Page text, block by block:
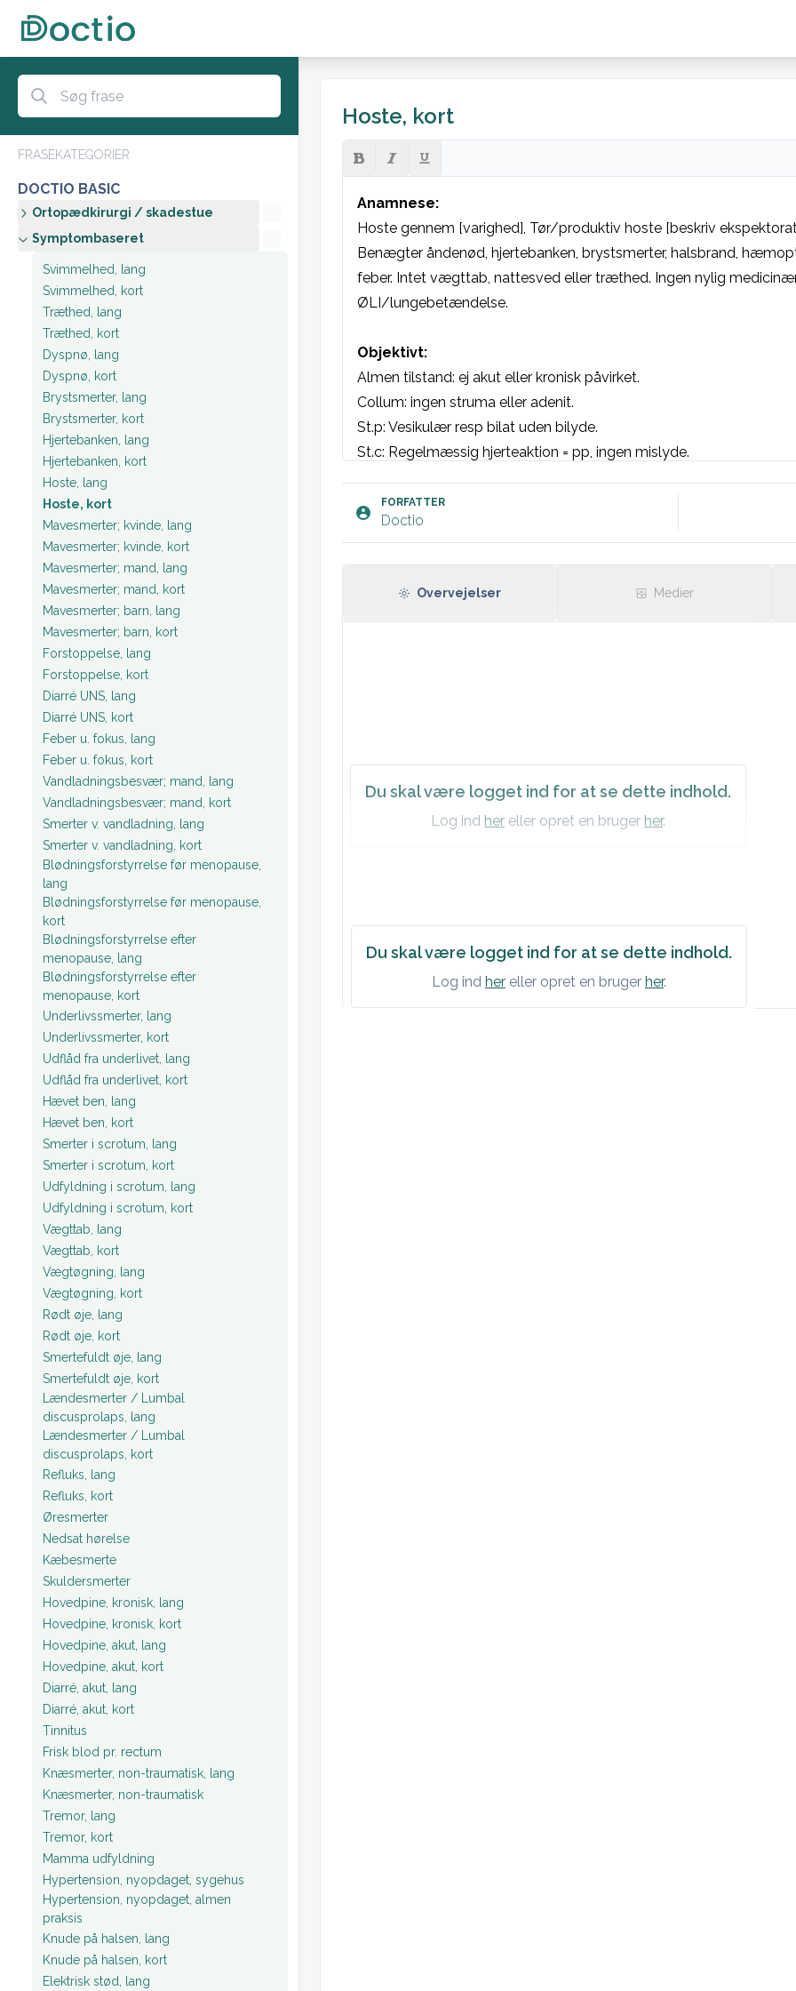
FRASEKATEGORIER
DOCTIO BASIC
Ortopædkirurgi / skadestue
Symptombaseret
Svimmelhed, lang
Svimmelhed, kort
Træthed, lang
Træthed, kort
Dyspnø, lang
Dyspnø, kort
Brystsmerter, lang
Brystsmerter, kort
Hjertebanken, lang
Hjertebanken, kort
Hoste, lang
Hoste, kort
Mavesmerter; kvinde, lang
Mavesmerter; kvinde, kort
Mavesmerter; mand, lang
Mavesmerter; mand, kort
Mavesmerter; barn, lang
Mavesmerter; barn, kort
Forstoppelse, lang
Forstoppelse, kort
Diarré UNS, lang
Diarré UNS, kort
Feber u. fokus, lang
Feber u. fokus, kort
Vandladningsbesvær; mand, lang
Vandladningsbesvær; mand, kort
Smerter v. vandladning, lang
Smerter v. vandladning, kort
Blødningsforstyrrelse før menopause,
lang
Blødningsforstyrrelse før menopause,
kort
Blødningsforstyrrelse efter
menopause, lang
Blødningsforstyrrelse efter
menopause, kort
Underlivssmerter, lang
Underlivssmerter, kort
Udflåd fra underlivet, lang
Udflåd fra underlivet, kort
Hævet ben, lang
Hævet ben, kort
Smerter i scrotum, lang
Smerter i scrotum, kort
Udfyldning i scrotum, lang
Udfyldning i scrotum, kort
Vægttab, lang
Vægttab, kort
Vægtøgning, lang
Vægtøgning, kort
Rødt øje, lang
Rødt øje, kort
Smertefuldt øje, lang
Smertefuldt øje, kort
Lændesmerter / Lumbal
discusprolaps, lang
Lændesmerter / Lumbal
discusprolaps, kort
Refluks, lang
Refluks, kort
Øresmerter
Nedsat hørelse
Kæbesmerte
Skuldersmerter
Hovedpine, kronisk, lang
Hovedpine, kronisk, kort
Hovedpine, akut, lang
Hovedpine, akut, kort
Diarré, akut, lang
Diarré, akut, kort
Tinnitus
Frisk blod pr. rectum
Knæsmerter, non-traumatisk, lang
Knæsmerter, non-traumatisk
Tremor, lang
Tremor, kort
Mamma udfyldning
Hypertension, nyopdaget, sygehus
Hypertension, nyopdaget, almen
praksis
Knude på halsen, lang
Knude på halsen, kort
Elektrisk stød, lang
Hoste, kort
Anamnese:
Hoste gennem [varighed], Tør/produktiv hoste [beskriv
Benægter åndenød, hjertebanken, brystsmerter, halsbrand,
feber. Intet vægttab, nattesved eller træthed. Ingen nylig
ØLI/lungebetændelse.
Objektivt:
Almen tilstand: ej akut eller kronisk påvirket.
Collum: ingen struma eller adenit.
St.p: Vesikulær resp bilat uden bilyde.
St.c: Regelmæssig hjerteaktion = pp, ingen mislyde.
Blodprøver: [indsæt]
Du skal være logget ind for at se dette indhold.
Log ind her eller opret en bruger her.
FORFATTER
Doctio
Overvejelser Medier
Du skal være logget ind for at se dette indhold.
Log ind her eller opret en bruger her.